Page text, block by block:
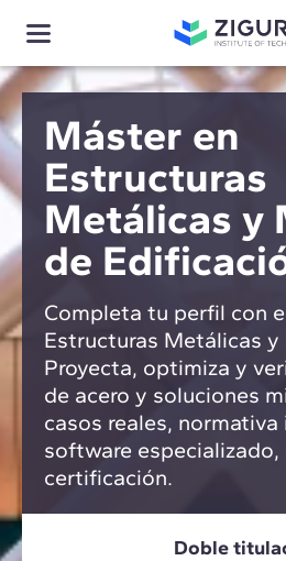
Máster en
Estructuras
Metálicas y
de
Completa tu perfil con
Estructuras Metálicas
Proyecta, optimiza y
de acero y soluciones
casos reales,
software
certificación.
Doble